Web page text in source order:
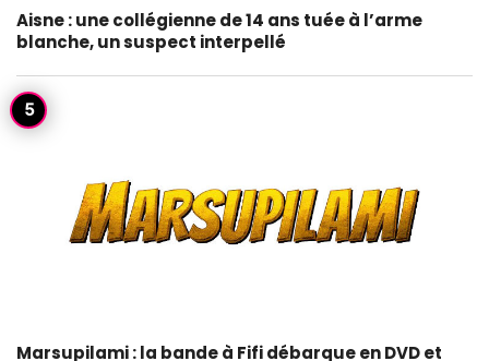
Aisne : une collégienne de 14 ans tuée à l’arme
blanche, un suspect interpellé
Marsupilami : la bande à Fifi débarque en DVD et